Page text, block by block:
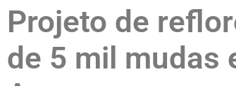
Projeto de
de 5 mil mudas